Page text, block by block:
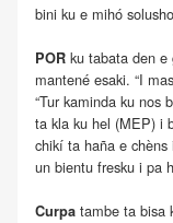
bini ku e mihó
POR ku tabata den e
mantené esaki. “I
“Tur kaminda ku nos
ta kla ku hel (MEP) i
chikí ta haña e
un bientu fresku i pa
Curpa tambe ta bisa